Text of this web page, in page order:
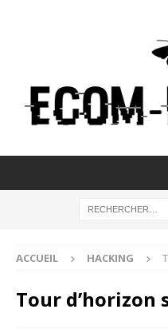
ACCUEIL HACKING
Tour d’horizon